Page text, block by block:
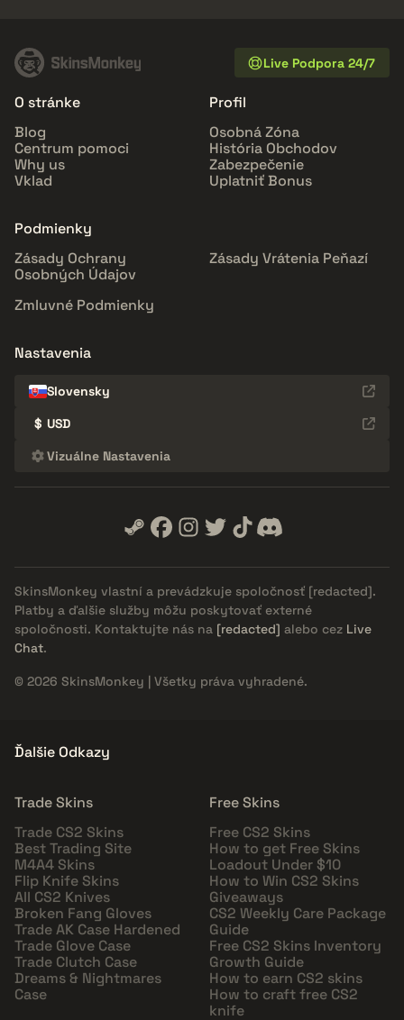
Live Podpora 24/7
O stránke
Blog
Centrum pomoci
Why us
Vklad
Profil
Osobná Zóna
História Obchodov
Zabezpečenie
Uplatniť Bonus
Podmienky
Zásady Ochrany
Osobných Údajov
Zásady Vrátenia Peňazí
Zmluvné Podmienky
Nastavenia
Slovensky
$ USD
Vizuálne Nastavenia
SkinsMonkey vlastní a prevádzkuje spoločnosť [redacted].
Platby a ďalšie služby môžu poskytovať externé
spoločnosti. Kontaktujte nás na [redacted] alebo cez Live
Chat.
© 2026 SkinsMonkey | Všetky práva vyhradené.
Ďalšie Odkazy
Trade Skins
Trade CS2 Skins
Best Trading Site
M4A4 Skins
Flip Knife Skins
All CS2 Knives
Broken Fang Gloves
Trade AK Case Hardened
Trade Glove Case
Trade Clutch Case
Dreams & Nightmares
Case
Free Skins
Free CS2 Skins
How to get Free Skins
Loadout Under $10
How to Win CS2 Skins
Giveaways
CS2 Weekly Care Package
Guide
Free CS2 Skins Inventory
Growth Guide
How to earn CS2 skins
How to craft free CS2
knife